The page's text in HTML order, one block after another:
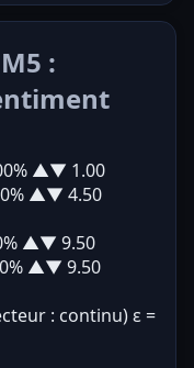
:
▲▼ 1.00
▲▼ 4.50
▲▼ 9.50
▲▼ 9.50
: continu) ε =